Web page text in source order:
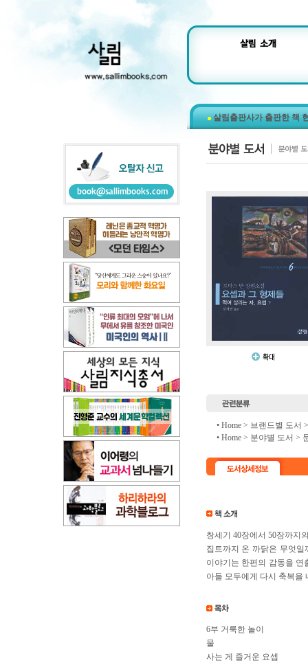
살림출판사가 출판한 책
• Home > 브랜드별 도서
• Home > 분야별 도서 >
창세기 40장에서 50장까지
집트까지 온 까닭은 무엇
이야기는 한편의 감동을
아들 모두에게 다시 축복을
6부 거룩한 놀이
물
사는 게 즐거운 요셉